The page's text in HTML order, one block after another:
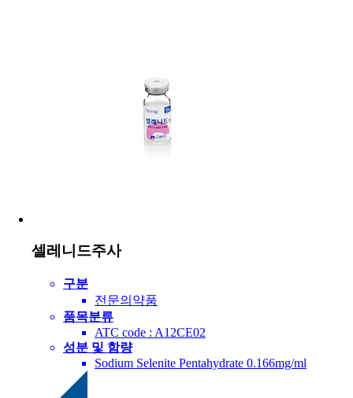
셀레니드주사
구분
전문의약품
품목분류
ATC code : A12CE02
성분 및 함량
Sodium Selenite Pentahydrate 0.166mg/ml